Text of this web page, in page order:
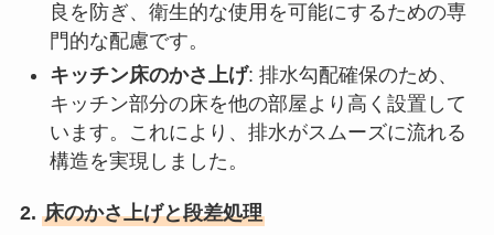
良を防ぎ、衛生的な使用を可能にするための専
門的な配慮です。
キッチン床のかさ上げ: 排水勾配確保のため、
キッチン部分の床を他の部屋より高く設置して
います。これにより、排水がスムーズに流れる
構造を実現しました。
2. 床のかさ上げと段差処理